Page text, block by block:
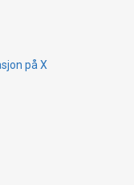
på X